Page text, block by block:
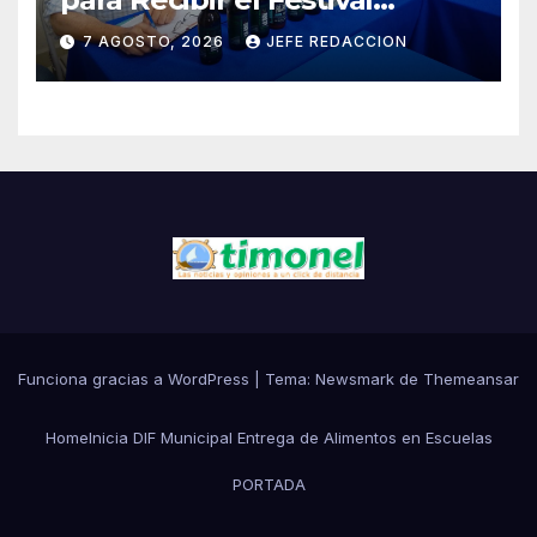
Internacional de la Cerveza
Costa de Michoacán 2026
7 AGOSTO, 2026 JEFE REDACCION
Funciona gracias a WordPress Tema: Newsmark de Themeansar
HomeInicia DIF Municipal Entrega de Alimentos en Escuelas
PORTADA